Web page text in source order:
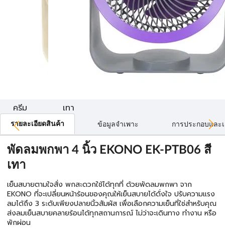
ครีม เทา
รายละเอียดสินค้า ข้อมูลจำเพาะ การประกอบและ
พัดลมพกพา 4 นิ้ว EKONO EK-PTB06 สี
เทา
เย็นสบายตามใจสั่ง พกสะดวกใช้ได้ทุกที่ ด้วยพัดลมพกพา จาก
EKONO ที่จะเปลี่ยนหน้าร้อนของคุณให้เย็นสบายได้ดั่งใจ ปรับความแรง
ลมได้ถึง 3 ระดับเพียงปลายนิ้วสัมผัส เพื่อเลือกความเย็นที่ใช่สำหรับคุณ
ส่งลมเย็นสบายคลายร้อนได้ทุกสถานการณ์ ไม่ว่าจะเดินทาง ทำงาน หรือ
พักผ่อน